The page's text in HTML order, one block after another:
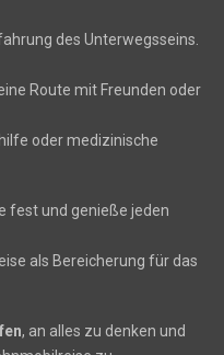
des Unterwegsseins.
Route mit Freunden oder
oder medizinische
fest und genieße jeden
als Bereicherung für das
, an alles zu denken und